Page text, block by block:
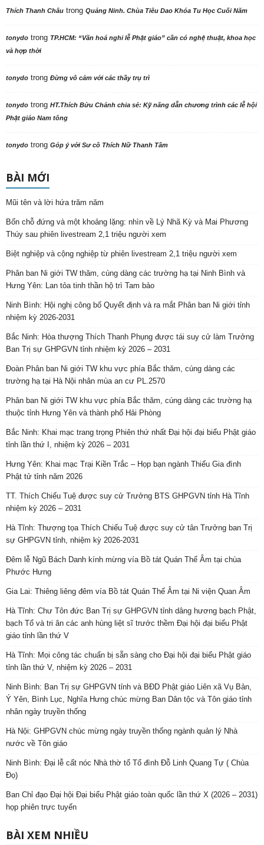
Thích Thanh Châu trong Quảng Ninh. Chùa Tiêu Dao Khóa Tu Học Cuối Năm
tonydo trong TP.HCM: “Văn hoá nghi lễ Phật giáo” cần có nghệ thuật, khoa học
và hợp thời
tonydo trong Đừng vô cảm với các thầy trụ trì
tonydo trong HT.Thích Bửu Chánh chia sẻ: Kỹ năng dẫn chương trình các lễ hội
Phật giáo Nam tông
tonydo trong Góp ý với Sư cô Thích Nữ Thanh Tâm
BÀI MỚI
Mũi tên và lời hứa trăm năm
Bốn chỗ đứng và một khoảng lặng: nhìn về Lý Nhã Kỳ và Mai Phương
Thúy sau phiên livestream 2,1 triệu người xem
Biệt nghiệp và cộng nghiệp từ phiên livestream 2,1 triệu người xem
Phân ban Ni giới TW thăm, cúng dàng các trường hạ tại Ninh Bình và
Hưng Yên: Lan tỏa tinh thần hộ trì Tam bảo
Ninh Bình: Hội nghị công bố Quyết định và ra mắt Phân ban Ni giới tỉnh
nhiệm kỳ 2026-2031
Bắc Ninh: Hòa thượng Thích Thanh Phụng được tái suy cử làm Trưởng
Ban Trị sự GHPGVN tỉnh nhiệm kỳ 2026 – 2031
Đoàn Phân ban Ni giới TW khu vực phía Bắc thăm, cúng dàng các
trường hạ tại Hà Nội nhân mùa an cư PL.2570
Phân ban Ni giới TW khu vực phía Bắc thăm, cúng dàng các trường hạ
thuộc tỉnh Hưng Yên và thành phố Hải Phòng
Bắc Ninh: Khai mạc trang trọng Phiên thứ nhất Đại hội đại biểu Phật giáo
tỉnh lần thứ I, nhiệm kỳ 2026 – 2031
Hưng Yên: Khai mạc Trại Kiền Trắc – Họp bạn ngành Thiếu Gia đình
Phật tử tỉnh năm 2026
TT. Thích Chiếu Tuệ được suy cử Trưởng BTS GHPGVN tỉnh Hà Tĩnh
nhiệm kỳ 2026 – 2031
Hà Tĩnh: Thượng tọa Thích Chiếu Tuệ được suy cử tân Trưởng ban Trị
sự GHPGVN tỉnh, nhiệm kỳ 2026-2031
Đêm lễ Ngũ Bách Danh kính mừng vía Bồ tát Quán Thế Âm tại chùa
Phước Hưng
Gia Lai: Thiêng liêng đêm vía Bồ tát Quán Thế Âm tại Ni viện Quan Âm
Hà Tĩnh: Chư Tôn đức Ban Trị sự GHPGVN tỉnh dâng hương bạch Phật,
bạch Tổ và tri ân các anh hùng liệt sĩ trước thềm Đại hội đại biểu Phật
giáo tỉnh lần thứ V
Hà Tĩnh: Mọi công tác chuẩn bị sẵn sàng cho Đại hội đại biểu Phật giáo
tỉnh lần thứ V, nhiệm kỳ 2026 – 2031
Ninh Bình: Ban Trị sự GHPGVN tỉnh và BĐD Phật giáo Liên xã Vụ Bản,
Ý Yên, Bình Lục, Nghĩa Hưng chúc mừng Ban Dân tộc và Tôn giáo tỉnh
nhân ngày truyền thống
Hà Nội: GHPGVN chúc mừng ngày truyền thống ngành quản lý Nhà
nước về Tôn giáo
Ninh Bình: Đại lễ cất nóc Nhà thờ tổ Tổ đình Đỗ Linh Quang Tự ( Chùa
Đọ)
Ban Chỉ đạo Đại hội Đại biểu Phật giáo toàn quốc lần thứ X (2026 – 2031)
họp phiên trực tuyến
BÀI XEM NHIỀU